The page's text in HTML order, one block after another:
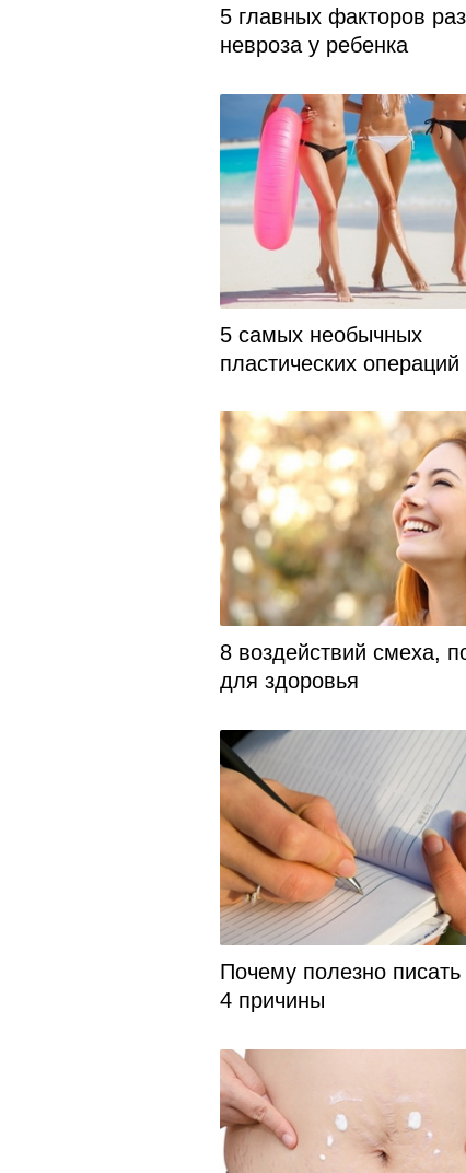
5 главных факторов
невроза у ребенка
5 самых необычных
пластических операций
8 воздействий смеха,
для здоровья
Почему полезно писать
4 причины